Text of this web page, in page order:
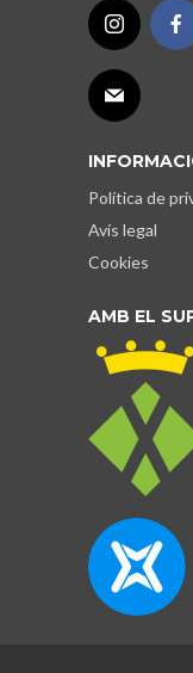
Política de
Avís legal
Cookies
AMB EL